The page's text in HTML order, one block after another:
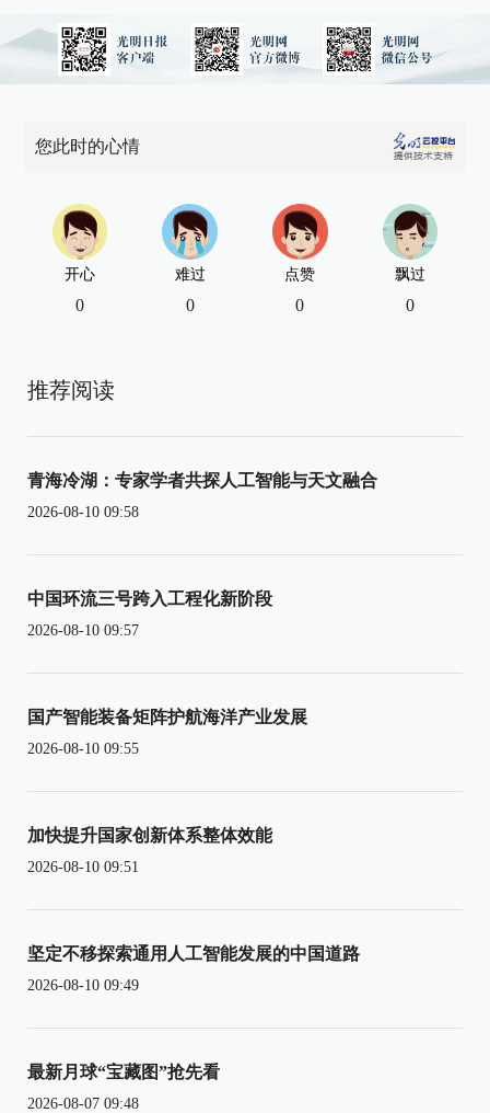
您此时的心情
开心
0
难过
0
点赞
0
飘过
0
推荐阅读
青海冷湖：专家学者共探人工智能与天文融合
2026-08-10 09:58
中国环流三号跨入工程化新阶段
2026-08-10 09:57
国产智能装备矩阵护航海洋产业发展
2026-08-10 09:55
加快提升国家创新体系整体效能
2026-08-10 09:51
坚定不移探索通用人工智能发展的中国道路
2026-08-10 09:49
最新月球“宝藏图”抢先看
2026-08-07 09:48